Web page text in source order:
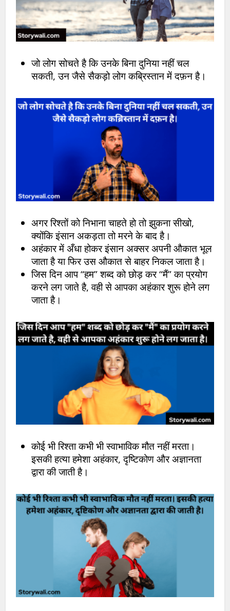
जो लोग सोचते है कि उनके बिना दुनिया नहीं चल
सकती, उन जैसे सैकड़ो लोग कब्रिस्तान में दफ़न है।
अगर रिश्तों को निभाना चाहते हो तो झुकना सीखो,
क्योंकि इंसान अकड़ता तो मरने के बाद है।
अहंकार में अँधा होकर इंसान अक्सर अपनी औकात भूल
जाता है या फिर उस औकात से बाहर निकल जाता है।
जिस दिन आप “हम” शब्द को छोड़ कर “मैं” का प्रयोग
करने लग जाते है, वही से आपका अहंकार शुरू होने लग
जाता है।
कोई भी रिश्ता कभी भी स्वाभाविक मौत नहीं मरता।
इसकी हत्या हमेशा अहंकार, दृष्टिकोण और अज्ञानता
द्वारा की जाती है।